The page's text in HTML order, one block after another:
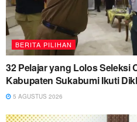
BERITA PILIHAN
32 Pelajar yang Lolos Seleksi
Kabupaten Sukabumi Ikuti
5 AGUSTUS 2026